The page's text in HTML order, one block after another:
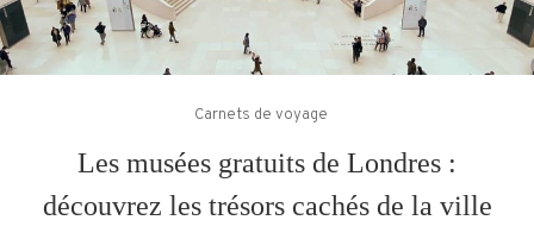
Carnets de voyage
Les musées gratuits de Londres :
découvrez les trésors cachés de la ville